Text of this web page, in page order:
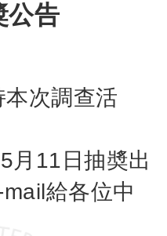
公告
次調查活
月11日抽奬出
給各位中